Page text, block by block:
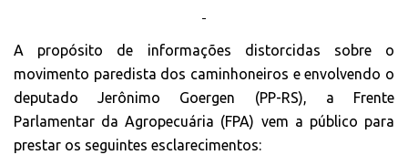
A propósito de informações distorcidas sobre o
movimento paredista dos caminhoneiros e envolvendo o
deputado Jerônimo Goergen (PP-RS), a Frente
Parlamentar da Agropecuária (FPA) vem a público para
prestar os seguintes esclarecimentos: